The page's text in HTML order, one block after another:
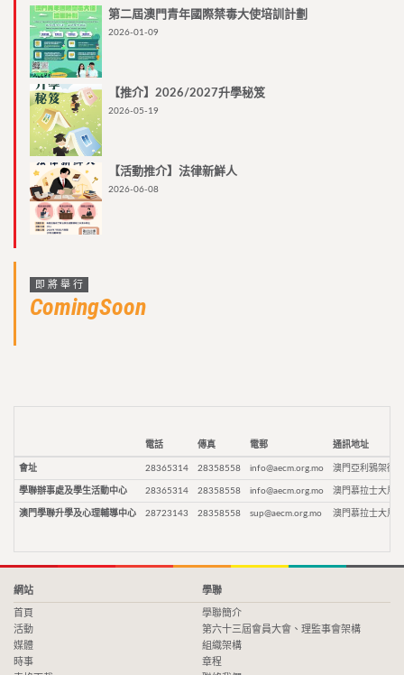
第二屆澳門青年國際禁毒大使培訓計劃
2026-01-09
【推介】2026/2027升學秘笈
2026-05-19
【活動推介】法律新鮮人
2026-06-08
即將舉行
ComingSoon
電話 傳真 電郵 通訊地址
會址 28365314 28358558 info@aecm.org.mo 澳門亞利鴉架街9
學聯辦事處及學生活動中心 28365314 28358558 info@aecm.org.mo 澳門慕拉士大馬
澳門學聯升學及心理輔導中心 28723143 28358558 sup@aecm.org.mo 澳門慕拉士大馬
網站
首頁
活動
媒體
時事
學聯
學聯簡介
第六十三屆會員大會、理監事會架構
組織架構
章程